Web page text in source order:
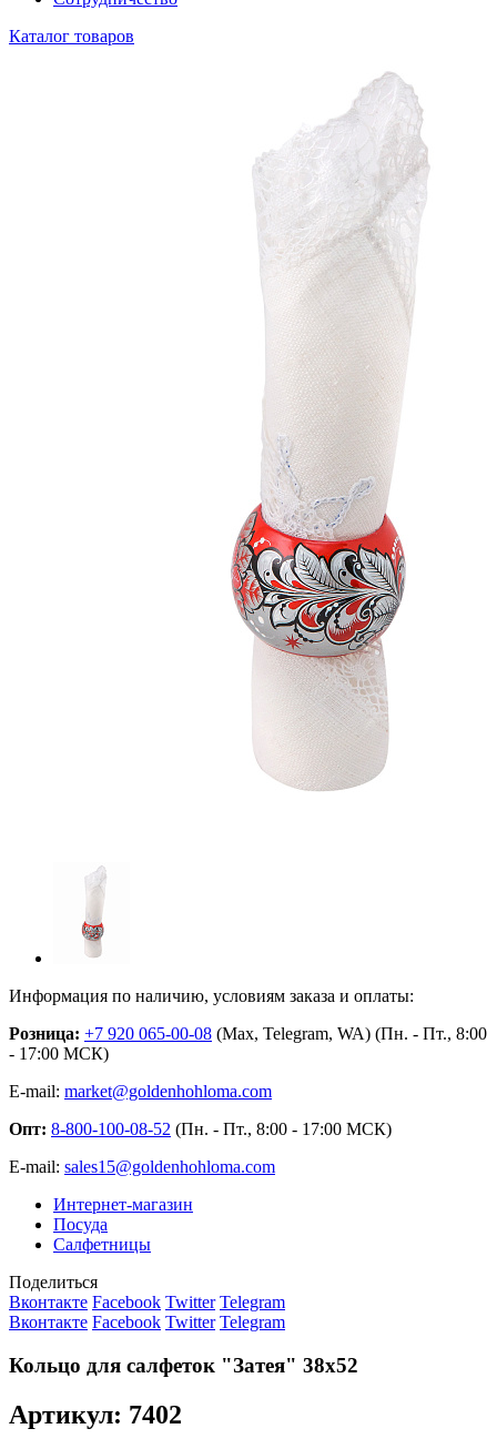
Каталог товаров
Информация по наличию, условиям заказа и оплаты:
Розница: +7 920 065-00-08 (Max, Telegram, WA) (Пн. - Пт., 8:00
- 17:00 МСК)
E-mail: market@goldenhohloma.com
Опт: 8-800-100-08-52 (Пн. - Пт., 8:00 - 17:00 МСК)
E-mail: sales15@goldenhohloma.com
Интернет-магазин
Посуда
Салфетницы
Поделиться
Вконтакте Facebook Twitter Telegram
Вконтакте Facebook Twitter Telegram
Кольцо для салфеток "Затея" 38х52
Артикул: 7402